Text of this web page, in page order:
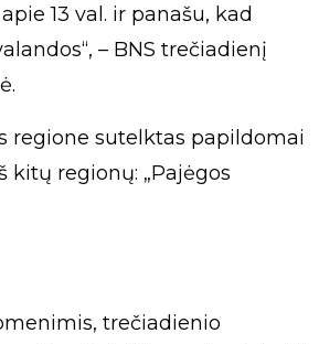
13 val. ir panašu, kad
– BNS trečiadienį
regione sutelktas papildomai
kitų regionų: „Pajėgos
trečiadienio